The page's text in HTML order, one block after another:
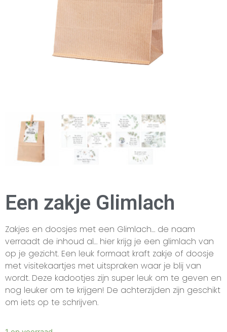
Een zakje Glimlach
Zakjes en doosjes met een Glimlach… de naam
verraadt de inhoud al… hier krijg je een glimlach van
op je gezicht. Een leuk formaat kraft zakje of doosje
met visitekaartjes met uitspraken waar je blij van
wordt. Deze kadootjes zijn super leuk om te geven en
nog leuker om te krijgen! De achterzijden zijn geschikt
om iets op te schrijven.